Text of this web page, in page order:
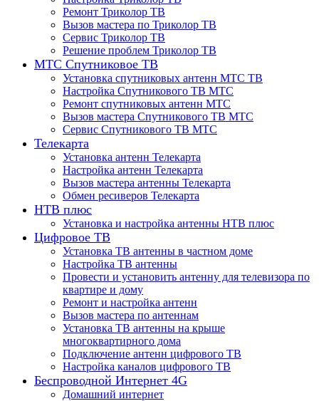
Ремонт Триколор ТВ
Вызов мастера по Триколор ТВ
Сервис Триколор ТВ
Решение проблем Триколор ТВ
МТС Спутниковое ТВ
Установка спутниковых антенн МТС ТВ
Настройка Спутникового ТВ МТС
Ремонт спутниковых антенн МТС
Вызов мастера Спутникового ТВ МТС
Сервис Спутникового ТВ МТС
Телекарта
Установка антенн Телекарта
Настройка антенн Телекарта
Вызов мастера антенны Телекарта
Обмен ресиверов Телекарта
НТВ плюс
Установка и настройка антенны НТВ плюс
Цифровое ТВ
Установка ТВ антенны в частном доме
Настройка ТВ антенны
Провести и установить антенну для телевизора по
квартире и дому
Ремонт и настройка антенн
Вызов мастера по антеннам
Установка ТВ антенны на крыше
многоквартирного дома
Подключение антенн цифрового ТВ
Настройка каналов цифрового ТВ
Беспроводной Интернет 4G
Домашний интернет